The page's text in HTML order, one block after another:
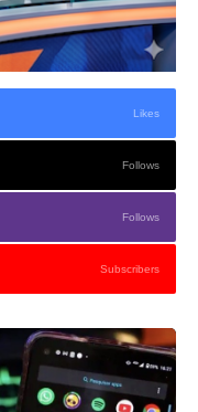
Likes
Follows
Follows
Subscribers